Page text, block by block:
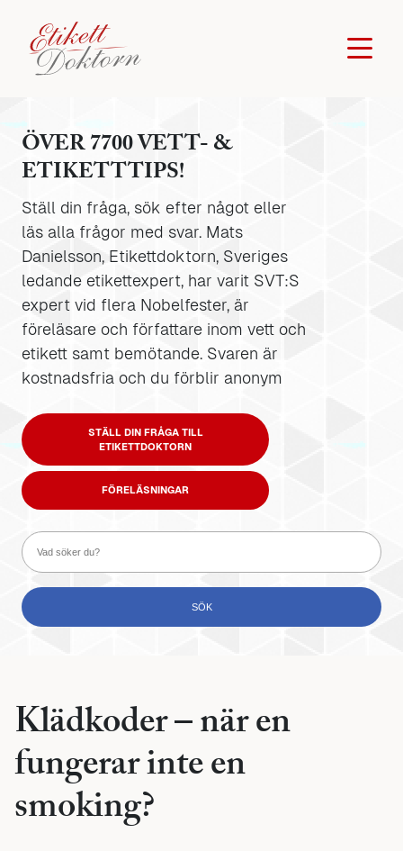
ÖVER 7700 VETT- &
ETIKETTTIPS!
Ställ din fråga, sök efter något eller
läs alla frågor med svar. Mats
Danielsson, Etikettdoktorn, Sveriges
ledande etikettexpert, har varit SVT:S
expert vid flera Nobelfester, är
föreläsare och författare inom vett och
etikett samt bemötande. Svaren är
kostnadsfria och du förblir anonym
STÄLL DIN FRÅGA TILL
ETIKETTDOKTORN
FÖRELÄSNINGAR
Klädkoder – när en
fungerar inte en
smoking?